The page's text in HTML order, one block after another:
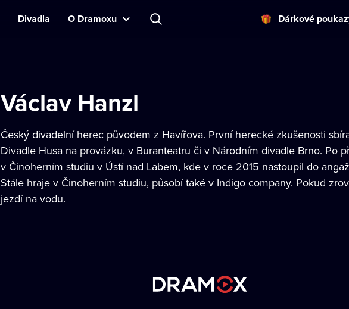
Divadla O Dramoxu Dárkové
Václav Hanzl
Český divadelní herec původem z Havířova. První herecké zkušenosti
Divadle Husa na provázku, v Buranteatru či v Národním divadle Brno. Po
v Činoherním studiu v Ústí nad Labem, kde v roce 2015 nastoupil do
Stále hraje v Činoherním studiu, působí také v Indigo company. Pokud
jezdí na vodu.